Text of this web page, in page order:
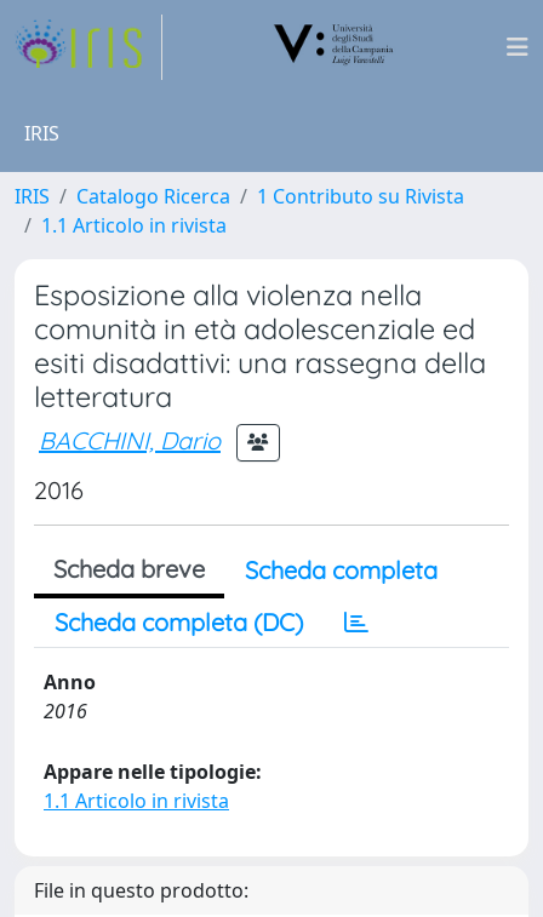
IRIS
IRIS Catalogo Ricerca
1 Contributo su Rivista
1.1 Articolo in rivista
Esposizione alla violenza nella
comunità in età adolescenziale ed
esiti disadattivi: una rassegna della
letteratura
BACCHINI, Dario
2016
Scheda breve
Scheda completa
Scheda completa (DC)
Anno
2016
Appare nelle tipologie:
1.1 Articolo in rivista
File in questo prodotto: